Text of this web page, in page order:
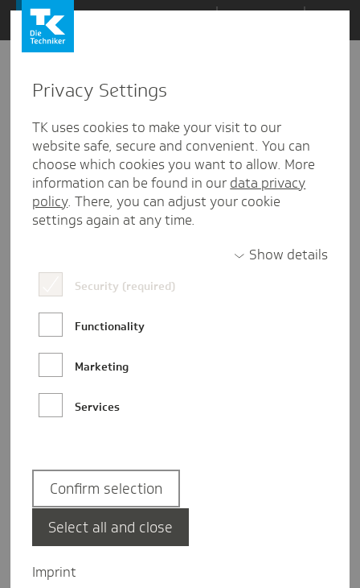
Zum
Inhalt
springen
den
Kommentaren
Josephin Klüver
Privacy Settings
TK uses cookies to make your visit to our
website safe, secure and convenient. You can
choose which cookies you want to allow. More
information can be found in our data privacy
policy. There, you can adjust your cookie
settings again at any time.
Show details
Security (required)
Functionality
Marketing
Services
Imprint
Confirm selection
Select all and close